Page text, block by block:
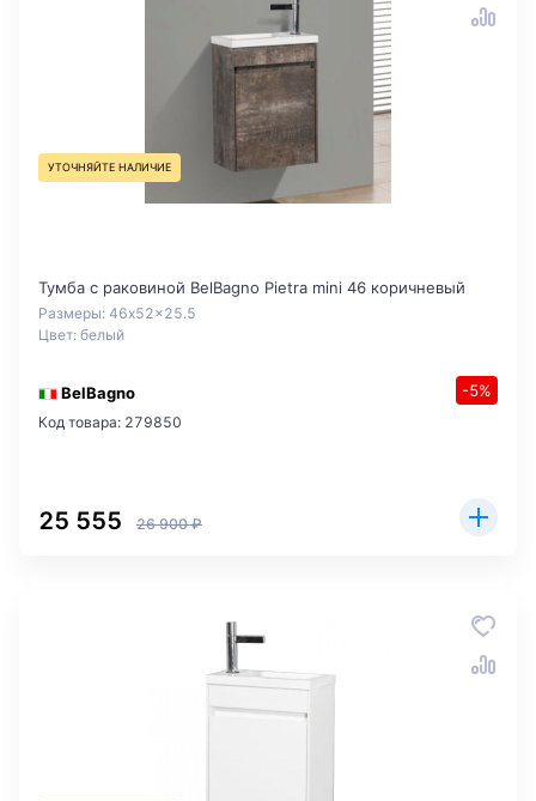
УТОЧНЯЙТЕ НАЛИЧИЕ
Тумба с раковиной BelBagno Pietra mini 46 коричневый
Размеры: 46x52x25.5
Цвет: белый
BelBagno -5%
Код товара: 279850
25 555 26 900 ₽